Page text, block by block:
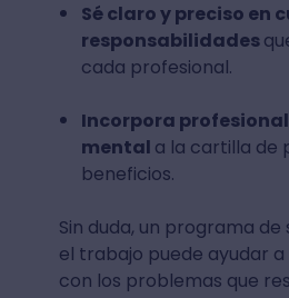
Sé claro y preciso en
responsabilidades
cada profesional.
Incorpora
mental a la cartilla de
beneficios.
Sin duda, un programa
el trabajo puede ayudar
con los problemas que